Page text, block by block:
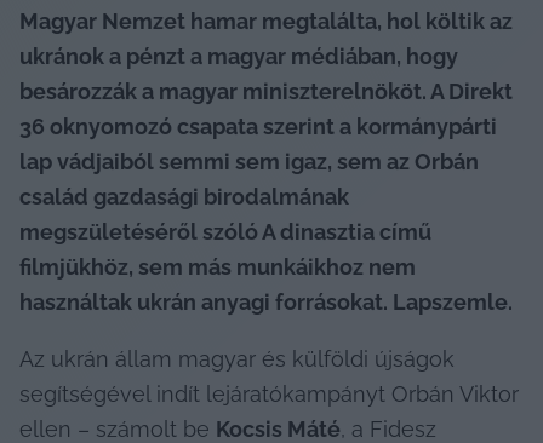
Magyar Nemzet hamar megtalálta, hol költik az
ukránok a pénzt a magyar médiában, hogy
besározzák a magyar miniszterelnököt. A Direkt
36 oknyomozó csapata szerint a kormánypárti
lap vádjaiból semmi sem igaz, sem az Orbán
család gazdasági birodalmának
megszületéséről szóló A dinasztia című
filmjükhöz, sem más munkáikhoz nem
használtak ukrán anyagi forrásokat. Lapszemle.
Az ukrán állam magyar és külföldi újságok
segítségével indít lejáratókampányt Orbán Viktor
ellen – számolt be Kocsis Máté, a Fidesz